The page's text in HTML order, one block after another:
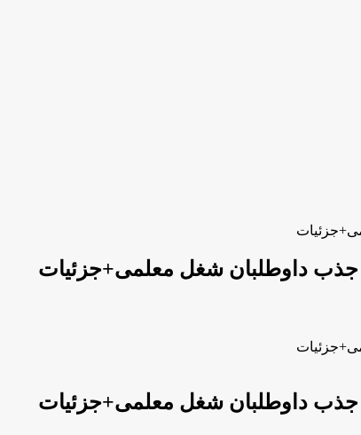
داوطلبان شغل معلمی+جزئیات
داوطلبان شغل معلمی+جزئیات